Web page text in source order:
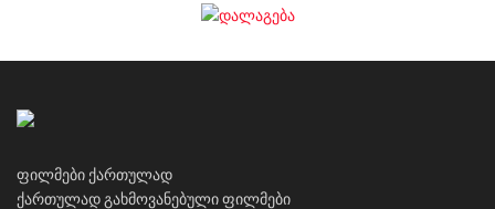
ფილმები ქართულად
ქართულად გახმოვანებული ფილმები